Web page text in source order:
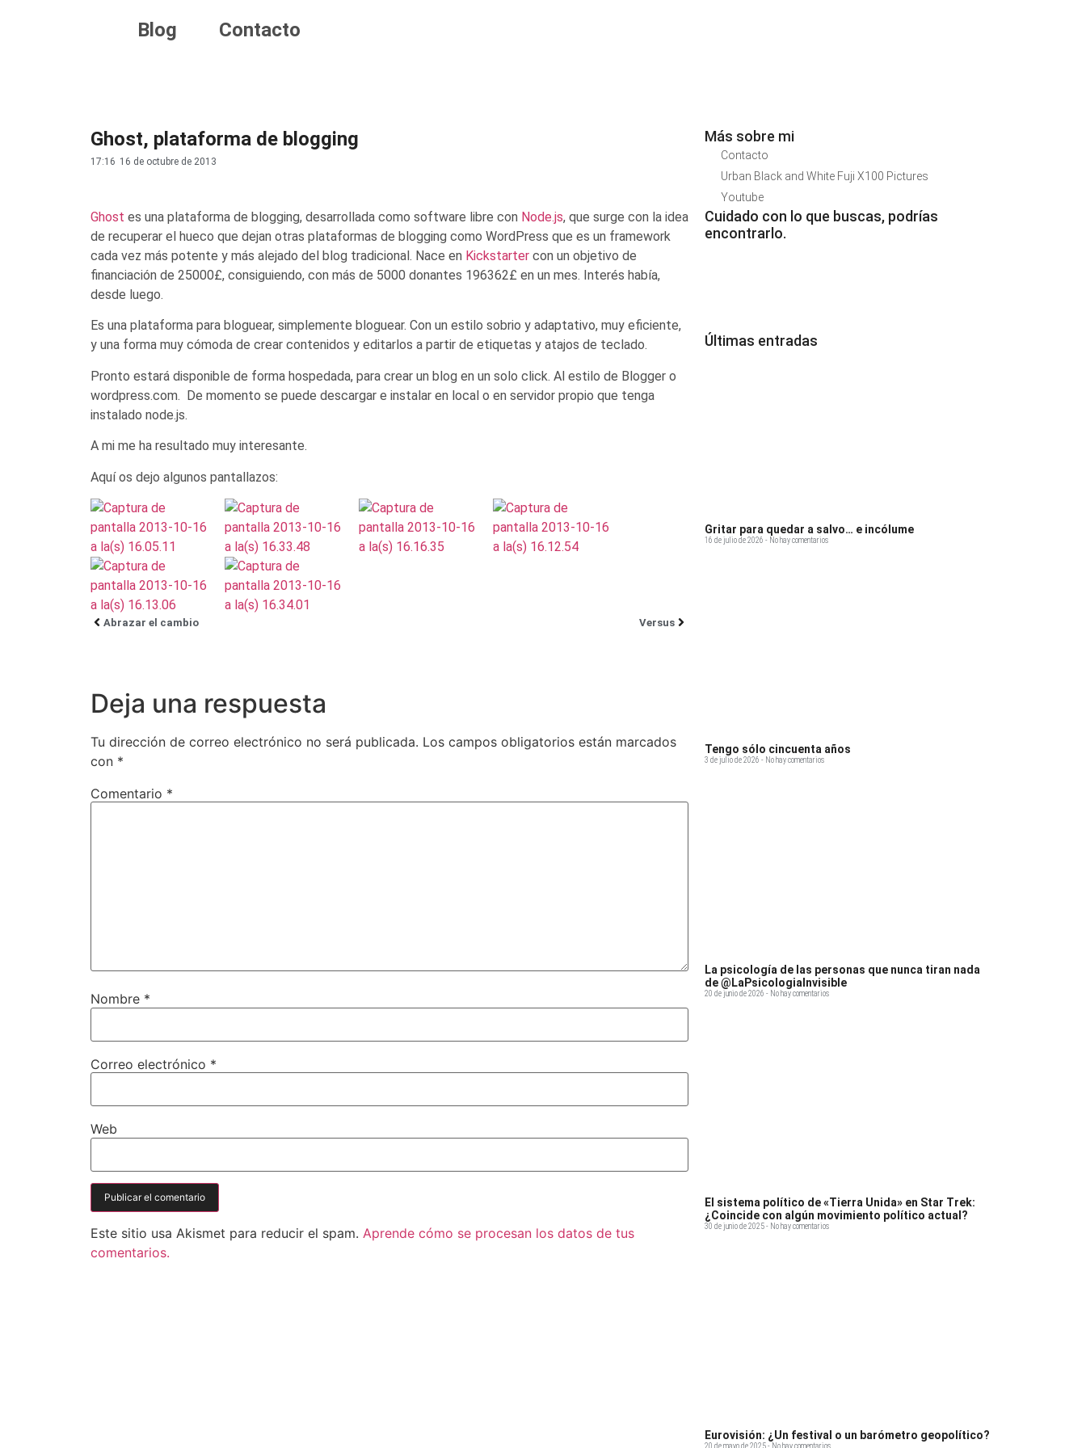
Blog Contacto
Ghost, plataforma de blogging
17:16 16 de octubre de 2013
Ghost es una plataforma de blogging, desarrollada como software libre con Node.js, que surge con la idea
de recuperar el hueco que dejan otras plataformas de blogging como WordPress que es un framework
cada vez más potente y más alejado del blog tradicional. Nace en Kickstarter con un objetivo de
financiación de 25000£, consiguiendo, con más de 5000 donantes 196362£ en un mes. Interés había,
desde luego.
Es una plataforma para bloguear, simplemente bloguear. Con un estilo sobrio y adaptativo, muy eficiente,
y una forma muy cómoda de crear contenidos y editarlos a partir de etiquetas y atajos de teclado.
Pronto estará disponible de forma hospedada, para crear un blog en un solo click. Al estilo de Blogger o
wordpress.com. De momento se puede descargar e instalar en local o en servidor propio que tenga
instalado node.js.
A mi me ha resultado muy interesante.
Aquí os dejo algunos pantallazos:
Abrazar el cambio Versus
Deja una respuesta
Tu dirección de correo electrónico no será publicada. Los campos obligatorios están marcados
con *
Comentario *
Nombre *
Correo electrónico *
Web
Este sitio usa Akismet para reducir el spam. Aprende cómo se procesan los datos de tus
comentarios.
Más sobre mi
Contacto
Urban Black and White Fuji X100 Pictures
Youtube
Cuidado con lo que buscas, podrías
encontrarlo.
Últimas entradas
Gritar para quedar a salvo… e incólume
16 de julio de 2026 No hay comentarios
Tengo sólo cincuenta años
3 de julio de 2026 No hay comentarios
La psicología de las personas que nunca tiran nada
de @LaPsicologiaInvisible
20 de junio de 2026 No hay comentarios
El sistema político de «Tierra Unida» en Star Trek:
¿Coincide con algún movimiento político actual?
30 de junio de 2025 No hay comentarios
Eurovisión: ¿Un festival o un barómetro geopolítico?
20 de mayo de 2025 No hay comentarios